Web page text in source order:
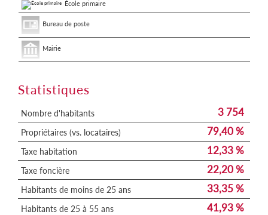
École primaire
Bureau de poste
Mairie
Statistiques
Nombre d'habitants 3 754
Propriétaires (vs. locataires) 79,40 %
Taxe habitation 12,33 %
Taxe foncière 22,20 %
Habitants de moins de 25 ans 33,35 %
Habitants de 25 à 55 ans 41,93 %